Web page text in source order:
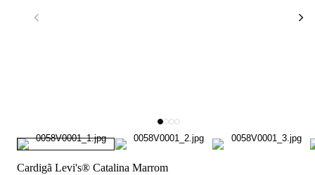
Cardigã Levi's® Catalina Marrom